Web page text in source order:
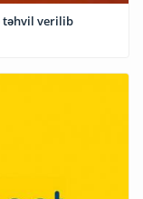
təhvil verilib